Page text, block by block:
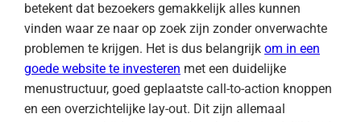
betekent dat bezoekers gemakkelijk alles kunnen
vinden waar ze naar op zoek zijn zonder onverwachte
problemen te krijgen. Het is dus belangrijk om in een
goede website te investeren met een duidelijke
menustructuur, goed geplaatste call-to-action knoppen
en een overzichtelijke lay-out. Dit zijn allemaal